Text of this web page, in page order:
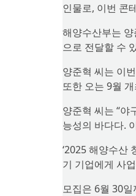
인물로, 이번 콘
해양수산부는
으로 전달할 수
양준혁 씨는 이
또한 오는 9월
양준혁 씨는 “야
능성의 바다다.
‘2025 해양수산
기 기업에게 사
모집은 6월 30